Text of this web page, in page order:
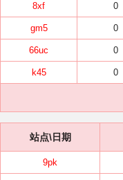
8xf 0
gm5 0
66uc 0
k45 0
站点\日期
9pk